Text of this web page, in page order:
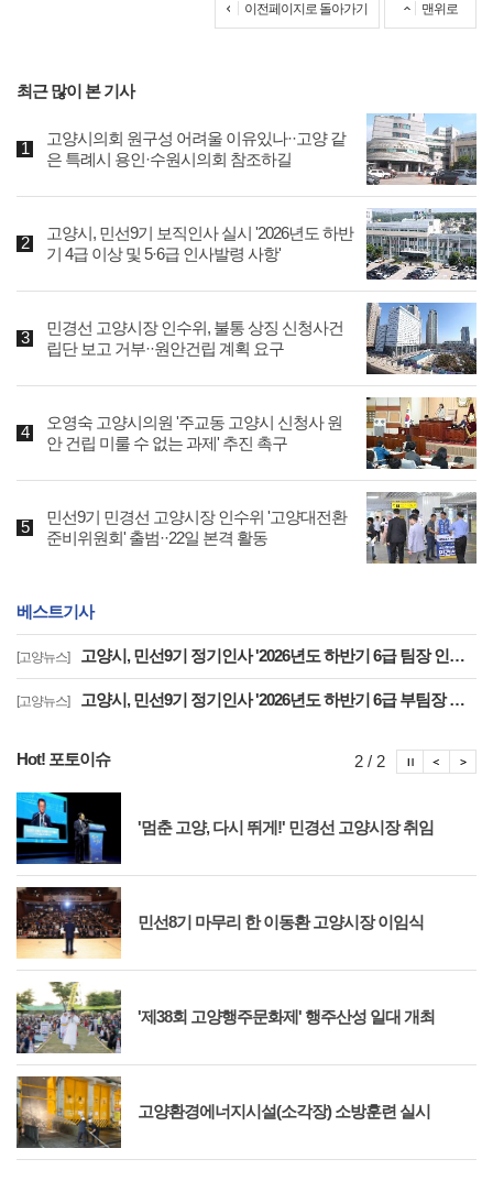
이전페이지로 돌아가기 맨위로
최근 많이 본 기사
고양시의회 원구성 어려울 이유있나··고양 같
은 특례시 용인·수원시의회 참조하길
고양시, 민선9기 보직인사 실시 '2026년도 하반
기 4급 이상 및 5·6급 인사발령 사항'
민경선 고양시장 인수위, 불통 상징 신청사건
립단 보고 거부··원안건립 계획 요구
오영숙 고양시의원 '주교동 고양시 신청사 원
안 건립 미룰 수 없는 과제' 추진 촉구
민선9기 민경선 고양시장 인수위 '고양대전환
준비위원회' 출범··22일 본격 활동
베스트기사
[고양뉴스] 고양시, 민선9기 정기인사 '2026년도 하반기 6급 팀장 인사발령 사항'
[고양뉴스] 고양시, 민선9기 정기인사 '2026년도 하반기 6급 부팀장 이하 인사발령 사항'
Hot! 포토이슈
'멈춘 고양, 다시 뛰게!' 민경선 고양시장 취임
민선8기 마무리 한 이동환 고양시장 이임식
'제38회 고양행주문화제' 행주산성 일대 개최
고양환경에너지시설(소각장) 소방훈련 실시
2 / 2 포
포토이